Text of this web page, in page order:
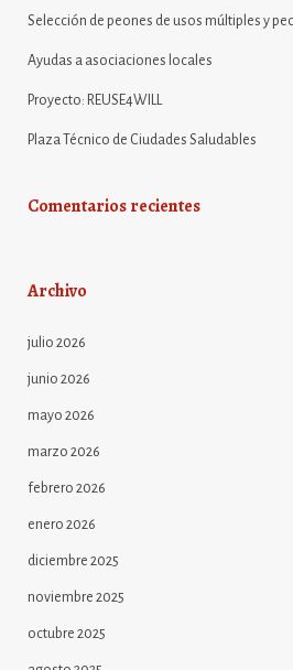
Selección de peones de usos múltiples y
Ayudas a asociaciones locales
Proyecto: REUSE4WILL
Plaza Técnico de Ciudades Saludables
Comentarios recientes
Archivo
julio 2026
junio 2026
mayo 2026
marzo 2026
febrero 2026
enero 2026
diciembre 2025
noviembre 2025
octubre 2025